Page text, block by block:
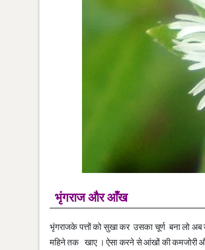
भृंगराज और आँख
भृंगराजके पत्तों को सुखा कर उसका चूर्ण बना लो
महिने तक खाए । ऐसा करने से आंखों की कमजोरी